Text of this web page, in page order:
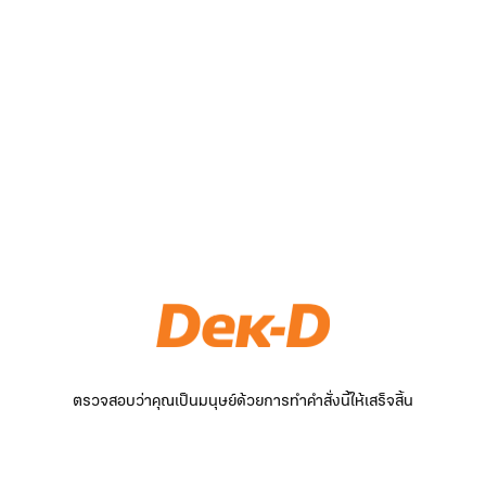
ตรวจสอบว่าคุณเป็นมนุษย์ด้วยการทำคำสั่งนี้ให้เสร็จสิ้น